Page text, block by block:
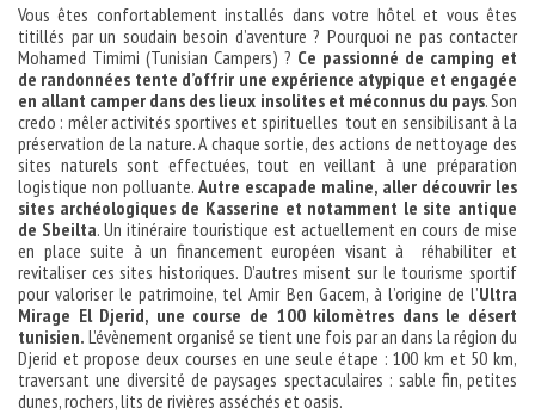
Vous êtes confortablement installés dans votre hôtel et vous êtes
titillés par un soudain besoin d’aventure ? Pourquoi ne pas contacter
Mohamed Timimi (Tunisian Campers) ? Ce passionné de camping et
de randonnées tente d’offrir une expérience atypique et engagée
en allant camper dans des lieux insolites et méconnus du pays. Son
credo : mêler activités sportives et spirituelles tout en sensibilisant à la
préservation de la nature. A chaque sortie, des actions de nettoyage des
sites naturels sont effectuées, tout en veillant à une préparation
logistique non polluante. Autre escapade maline, aller découvrir les
sites archéologiques de Kasserine et notamment le site antique
de Sbeilta. Un itinéraire touristique est actuellement en cours de mise
en place suite à un financement européen visant à réhabiliter et
revitaliser ces sites historiques. D’autres misent sur le tourisme sportif
pour valoriser le patrimoine, tel Amir Ben Gacem, à l’origine de l’Ultra
Mirage El Djerid, une course de 100 kilomètres dans le désert
tunisien. L’évènement organisé se tient une fois par an dans la région du
Djerid et propose deux courses en une seule étape : 100 km et 50 km,
traversant une diversité de paysages spectaculaires : sable fin, petites
dunes, rochers, lits de rivières asséchés et oasis.